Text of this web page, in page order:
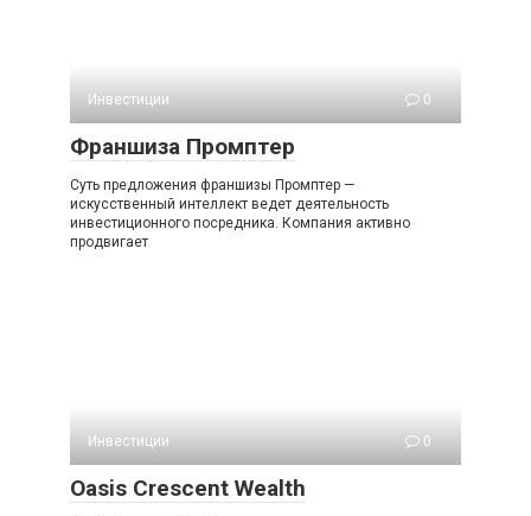
Инвестиции 0
Франшиза Промптер
Суть предложения франшизы Промптер —
искусственный интеллект ведет деятельность
инвестиционного посредника. Компания активно
продвигает
Инвестиции 0
Oasis Crescent Wealth